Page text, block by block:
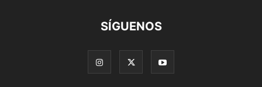
SÍGUENOS